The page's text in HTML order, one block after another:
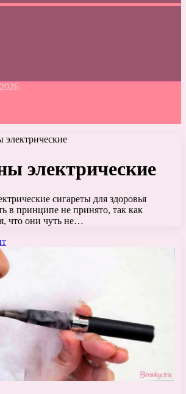
электрические
электрические
сигареты для здоровья
в принципе не принято, так как
что они чуть не…